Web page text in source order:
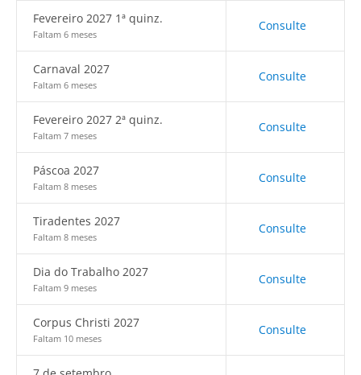
Fevereiro 2027 1ª quinz.
Faltam 6 meses
Consulte
Carnaval 2027
Faltam 6 meses
Consulte
Fevereiro 2027 2ª quinz.
Faltam 7 meses
Consulte
Páscoa 2027
Faltam 8 meses
Consulte
Tiradentes 2027
Faltam 8 meses
Consulte
Dia do Trabalho 2027
Faltam 9 meses
Consulte
Corpus Christi 2027
Faltam 10 meses
Consulte